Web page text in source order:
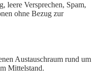
leere Versprechen, Spam,
ohne Bezug zur
Austauschraum rund um
Mittelstand.